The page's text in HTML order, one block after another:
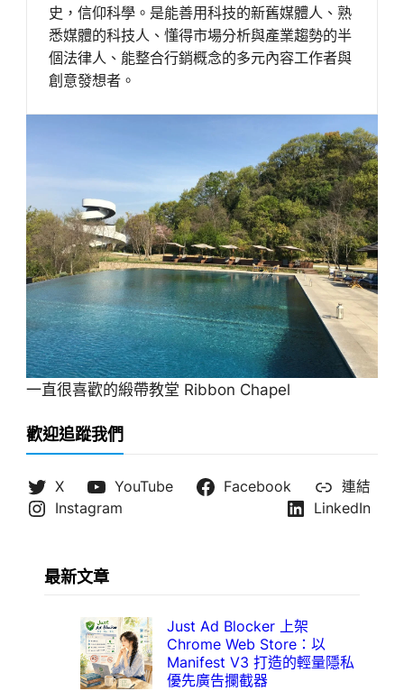
史，信仰科學。是能善用科技的新舊媒體人、熟
悉媒體的科技人、懂得市場分析與產業趨勢的半
個法律人、能整合行銷概念的多元內容工作者與
創意發想者。
一直很喜歡的緞帶教堂 Ribbon Chapel
歡迎追蹤我們
X YouTube Facebook
連結
Instagram
LinkedIn
最新文章
Just Ad Blocker 上架
Chrome Web Store：以
Manifest V3 打造的輕量隱私
優先廣告攔截器